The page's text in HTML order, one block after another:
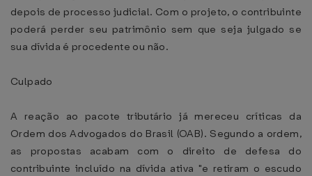
depois de processo judicial. Com o projeto, o contribuinte
poderá perder seu patrimônio sem que seja julgado se
sua dívida é procedente ou não.
Culpado
A reação ao pacote tributário já mereceu críticas da
Ordem dos Advogados do Brasil (OAB). Segundo a ordem,
as propostas acabam com o direito de defesa do
contribuinte incluído na dívida ativa "e retiram o escudo